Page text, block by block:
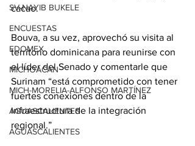
SV-NAYIB BUKELE
ENCUESTAS
EDOMEX
MICHOACÁN
MICH-MORELIA-ALFONSO MARTÍNEZ
AGUASCALIENTES
AGUASCALIENTES
cacao.
Bouva, a su vez, aprovechó su visita al
territorio dominicana para reunirse con
el líder del Senado y comentarle que
Surinam “está comprometido con tener
fuertes conexiones dentro de la
infraestructura de la integración
regional.”